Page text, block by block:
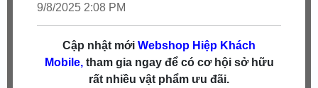
9/8/2025 2:08 PM
Cập nhật mới Webshop Hiệp Khách
Mobile,tham gia ngay để có cơ hội sở hữu
rất nhiều vật phẩm ưu đãi.